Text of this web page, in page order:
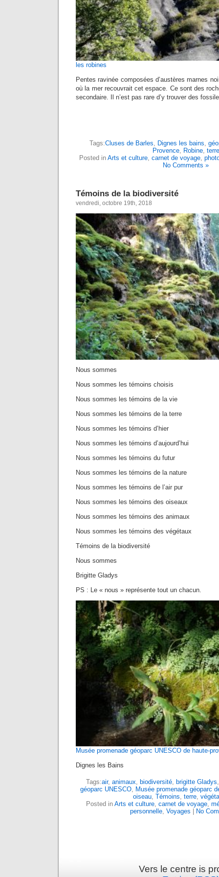
les robines
Pentes ravinée composées d’austères marnes
où la mer recouvrait cet espace. Ce sont des
secondaire. Il n’est pas rare d’y trouver des
Tags:Cluses de Barles, Dignes les bains,
Provence, Robine, terre
Posted in Arts et culture, carnet de voyage,
No Comments »
Témoins de la biodiversité
vendredi, octobre 19th, 2018
Nous sommes
Nous sommes les témoins choisis
Nous sommes les témoins de la vie
Nous sommes les témoins de la terre
Nous sommes les témoins d’hier
Nous sommes les témoins d’aujourd’hui
Nous sommes les témoins du futur
Nous sommes les témoins de la nature
Nous sommes les témoins de l’air pur
Nous sommes les témoins des oiseaux
Nous sommes les témoins des animaux
Nous sommes les témoins des végétaux
Témoins de la biodiversité
Nous sommes
Brigitte Gladys
PS : Le « nous » représente tout un chacun.
Musée promenade géoparc UNESCO de haute-
Dignes les Bains
Tags:air, animaux, biodiversité, brigitte Gladys
géoparc UNESCO, Musée promenade géoparc
oiseau, Témoins, terre,
Posted in Arts et culture, carnet de voyage,
personnelle, Voyages No
Vers le centre is